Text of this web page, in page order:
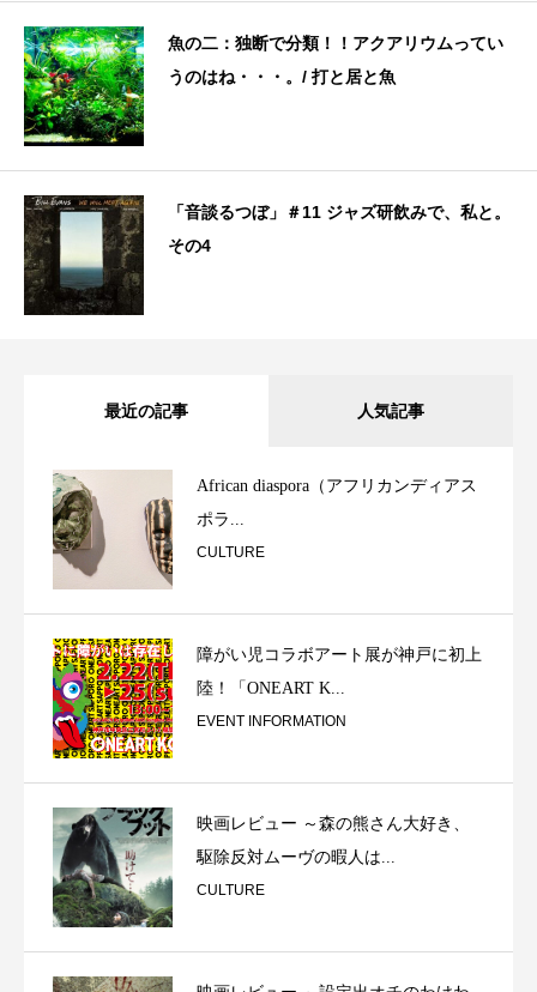
魚の二：独断で分類！！アクアリウムってい
うのはね・・・。/ 打と居と魚
「音談るつぼ」＃11 ジャズ研飲みで、私と。
その4
最近の記事 人気記事
African diaspora（アフリカンディアス
ポラ...
CULTURE
障がい児コラボアート展が神戸に初上
陸！「ONEART K...
EVENT INFORMATION
映画レビュー ～森の熊さん大好き、
駆除反対ムーヴの暇人は...
CULTURE